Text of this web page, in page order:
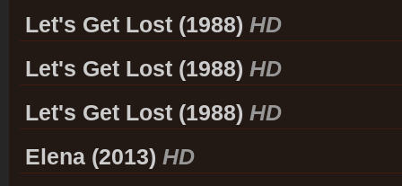
Let's Get Lost (1988) HD
Let's Get Lost (1988) HD
Let's Get Lost (1988) HD
Elena (2013) HD